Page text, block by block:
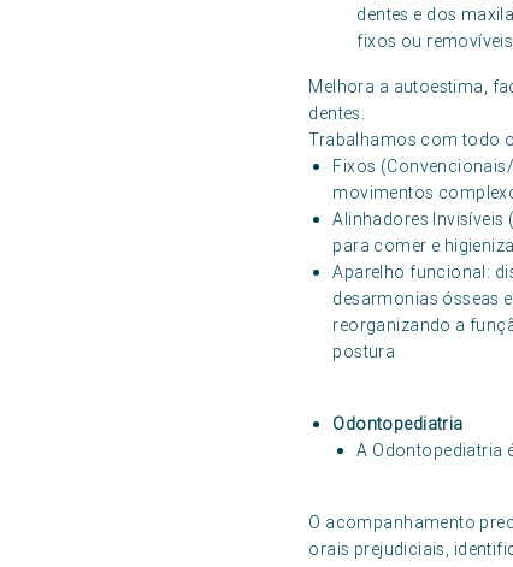
dentes e dos
fixos ou
Melhora a autoestima,
dentes.
Trabalhamos com todo
Fixos
movimentos
Alinhadores Invisíveis
para comer e
Aparelho funcional:
desarmonias ósseas
reorganizando a
postura
Odontopediatria
A Odontopediatria
O acompanhamento
orais prejudiciais,